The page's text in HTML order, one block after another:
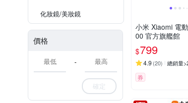
化妝鏡/美妝鏡
價格
-
確定
小米 Xiaomi 電
00 官方旗艦館
$799
4.9 (20) 總銷量
券